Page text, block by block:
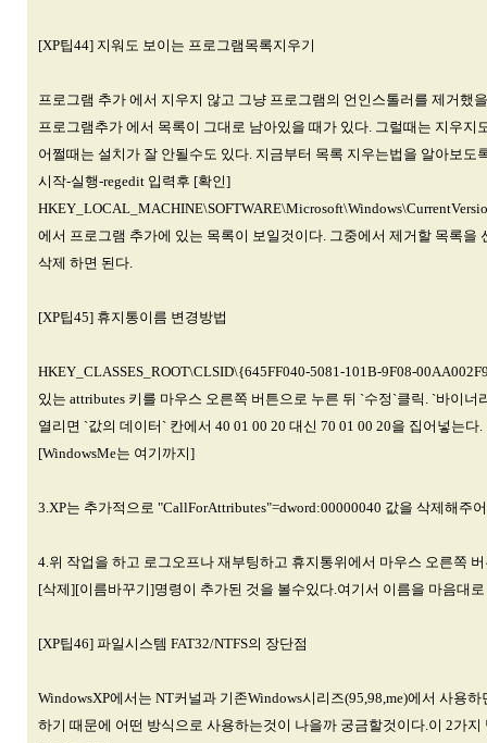
[XP팁44] 지워도 보이는 프로그램목록지우기
프로그램 추가 에서 지우지 않고 그냥 프로그램의 언인스톨러를 제거했
프로그램추가 에서 목록이 그대로 남아있을 때가 있다. 그럴때는 지우지
어쩔때는 설치가 잘 안될수도 있다. 지금부터 목록 지우는법을 알아보도
시작-실행-regedit 입력후 [확인]
에서 프로그램 추가에 있는 목록이 보일것이다. 그중에서 제거할 목록을
삭제 하면 된다.
[XP팁45] 휴지통이름 변경방법
HKEY_CLASSES_ROOT\CLSID\{645FF040-5081-101B-9F08-
있는 attributes 키를 마우스 오른쪽 버튼으로 누른 뒤 `수정`클릭. `바이너
열리면 `값의 데이터` 칸에서 40 01 00 20 대신 70 01 00 20을 집어넣는다.
[WindowsMe는 여기까지]
3.XP는 추가적으로 "CallForAttributes"=dword:00000040 값을 삭제해주
4.위 작업을 하고 로그오프나 재부팅하고 휴지통위에서 마우스 오른쪽
[삭제][이름바꾸기]명령이 추가된 것을 볼수있다.여기서 이름을 마음대
[XP팁46] 파일시스템 FAT32/NTFS의 장단점
WindowsXP에서는 NT커널과 기존Windows시리즈(95,98,me)에서 사용
하기 때문에 어떤 방식으로 사용하는것이 나을까 궁금할것이다.이 2가지